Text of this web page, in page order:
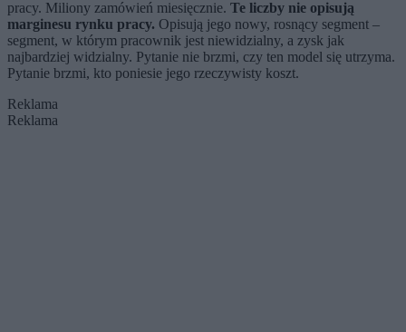
pracy. Miliony zamówień miesięcznie. Te liczby nie opisują
marginesu rynku pracy. Opisują jego nowy, rosnący segment –
segment, w którym pracownik jest niewidzialny, a zysk jak
najbardziej widzialny. Pytanie nie brzmi, czy ten model się utrzyma.
Pytanie brzmi, kto poniesie jego rzeczywisty koszt.
Reklama
Reklama